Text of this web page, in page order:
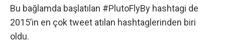
Bu bağlamda başlatılan #PlutoFlyBy hashtagi de
2015’in en çok tweet atılan hashtaglerinden biri
oldu.